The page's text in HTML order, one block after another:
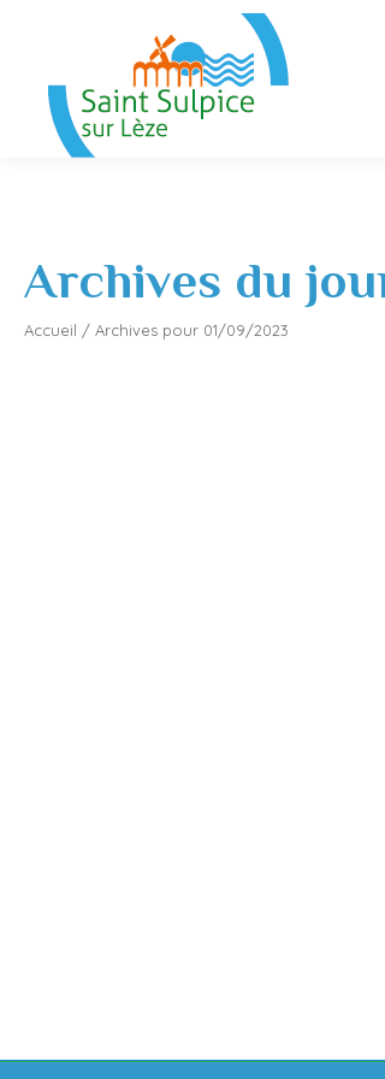
Archives du
Accueil / Archives pour 01/09/2023